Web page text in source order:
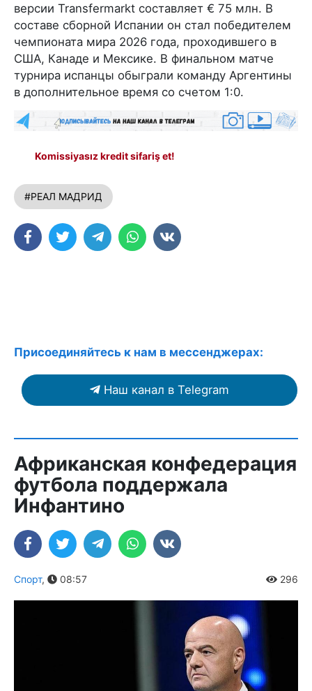
версии Transfermarkt составляет € 75 млн. В
составе сборной Испании он стал победителем
чемпионата мира 2026 года, проходившего в
США, Канаде и Мексике. В финальном матче
турнира испанцы обыграли команду Аргентины
в дополнительное время со счетом 1:0.
Komissiyasız kredit sifariş et!
#РЕАЛ МАДРИД
Присоединяйтесь к нам в мессенджерах:
Наш канал в Telegram
Африканская конфедерация
футбола поддержала
Инфантино
Спорт, 08:57 296